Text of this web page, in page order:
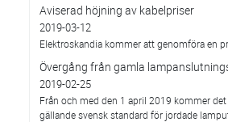
Aviserad höjning av kabelpriser
2019-03-12
Elektroskandia kommer att genomföra en
Övergång från gamla
2019-02-25
Från och med den 1 april 2019 kommer det
gällande svensk standard för jordade